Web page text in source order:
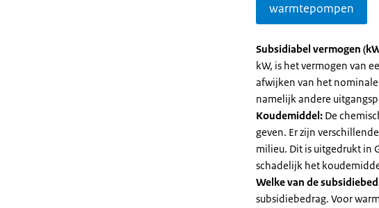
warmtepompen
Subsidiabel vermogen
kW, is het vermogen van
afwijken van het
namelijk andere
Koudemiddel: De
geven. Er zijn
milieu. Dit is uitgedrukt in
schadelijk het
Welke van de
subsidiebedrag. Voor